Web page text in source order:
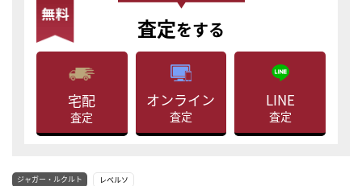
査定をする
宅配
査定
オンライン
査定
LINE
査定
ジャガー・ルクルト レベルソ